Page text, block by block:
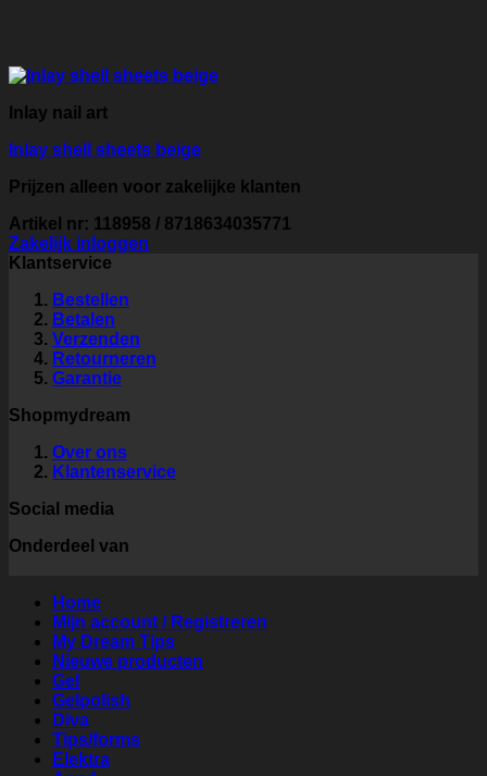
Inlay nail art
Inlay shell sheets beige
Prijzen alleen voor zakelijke klanten
Artikel nr: 118958 / 8718634035771
Zakelijk inloggen
Klantservice
Bestellen
Betalen
Verzenden
Retourneren
Garantie
Shopmydream
Over ons
Klantenservice
Social media
Onderdeel van
Home
Mijn account / Registreren
My Dream Tips
Nieuwe producten
Gel
Gelpolish
Diva
Tips/forms
Elektra